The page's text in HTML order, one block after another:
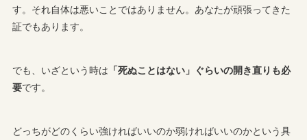
す。それ自体は悪いことではありません。あなたが頑張ってきた
証でもあります。
でも、いざという時は 「死ぬことはない」ぐらいの開き直りも必
要です。
どっちがどのくらい強ければいいのか弱ければいいのかという具